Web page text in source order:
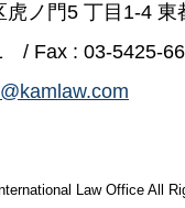
ノ門5 丁目1-4 東
/ Fax : 03-5425-
Law Office All